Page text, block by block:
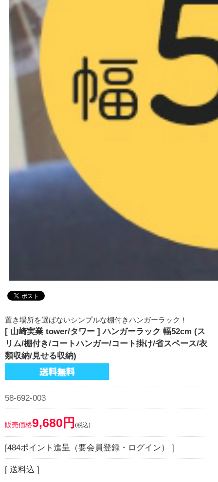
置き場所を選ばないシンプルな棚付きハンガーラック！
[ 山崎実業 tower/タワー ] ハンガーラック 幅52cm (ス
リム/棚付き/コートハンガー/コート掛け/省スペース/衣
類収納/見せる収納)
58-692-003
販売価格9,680円 (税込)
[484ポイント進呈（要会員登録・ログイン） ]
[ 送料込 ]